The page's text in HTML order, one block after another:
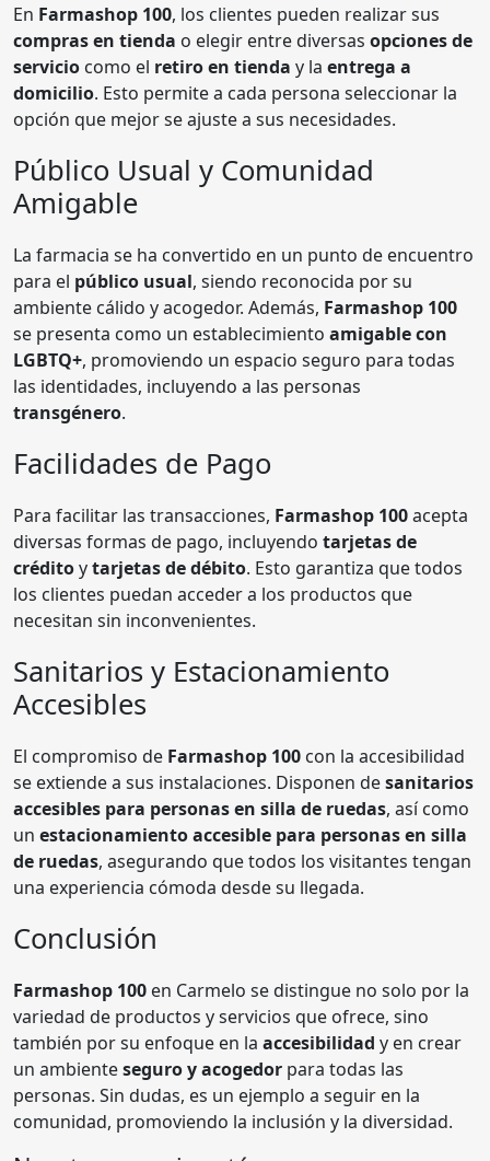
En Farmashop 100, los clientes pueden realizar sus
compras en tienda o elegir entre diversas opciones de
servicio como el retiro en tienda y la entrega a
domicilio. Esto permite a cada persona seleccionar la
opción que mejor se ajuste a sus necesidades.
Público Usual y Comunidad
Amigable
La farmacia se ha convertido en un punto de encuentro
para el público usual, siendo reconocida por su
ambiente cálido y acogedor. Además, Farmashop 100
se presenta como un establecimiento amigable con
LGBTQ+, promoviendo un espacio seguro para todas
las identidades, incluyendo a las personas
transgénero.
Facilidades de Pago
Para facilitar las transacciones, Farmashop 100acepta
diversas formas de pago, incluyendo tarjetas de
créditoytarjetas de débito. Esto garantiza que todos
los clientes puedan acceder a los productos que
necesitan sin inconvenientes.
Sanitarios y Estacionamiento
Accesibles
El compromiso de Farmashop 100 con la accesibilidad
se extiende a sus instalaciones. Disponen desanitarios
accesibles para personas en silla de ruedas, así como
un estacionamiento accesible para personas en silla
de ruedas, asegurando que todos los visitantes tengan
una experiencia cómoda desde su llegada.
Conclusión
Farmashop 100 en Carmelo se distingue no solo por la
variedad de productos y servicios que ofrece, sino
también por su enfoque en la accesibilidad y en crear
un ambienteseguro y acogedor para todas las
personas. Sin dudas, es un ejemplo a seguir en la
comunidad, promoviendo la inclusión y la diversidad.